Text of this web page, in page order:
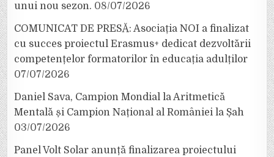
unui nou sezon. 08/07/2026
COMUNICAT DE PRESĂ: Asociația NOI a finalizat
cu succes proiectul Erasmus+ dedicat dezvoltării
competențelor formatorilor în educația adulților
07/07/2026
Daniel Sava, Campion Mondial la Aritmetică
Mentală și Campion Național al României la Șah
03/07/2026
Panel Volt Solar anunță finalizarea proiectului